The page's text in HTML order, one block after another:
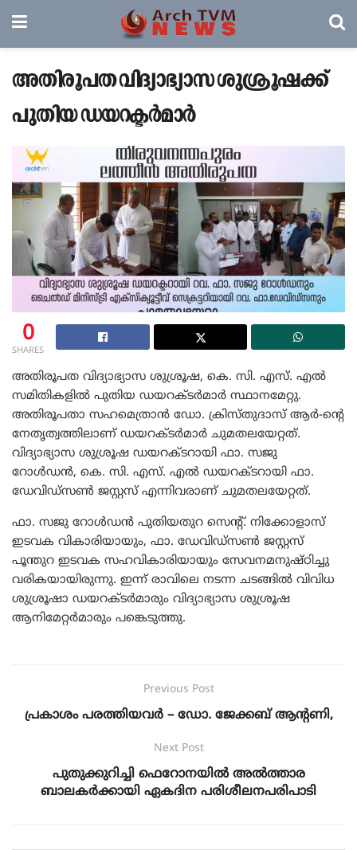
അതിരൂപത വിദ്യാഭ്യാസ ശുശ്രൂഷക്ക്
പുതിയ ഡയറക്ടർമാർ
0
SHARES
അതിരൂപത വിദ്യാഭ്യാസ ശുശ്രൂഷ, കെ. സി. എസ്. എൽ
സമിതികളിൽ പുതിയ ഡയറക്ടർമാർ സ്ഥാനമേറ്റു.
അതിരൂപതാ സഹമെത്രാൻ ഡോ. ക്രിസ്തുദാസ് ആർ-ന്റെ
നേതൃത്വത്തിലാണ് ഡയറക്ടർമാർ ചുമതലയേറ്റത്.
വിദ്യാഭ്യാസ ശുശ്രൂഷ ഡയറക്ടറായി ഫാ. സജു
റോൾഡൻ, കെ. സി. എസ്. എൽ ഡയറക്ടറായി ഫാ.
ഡേവിഡ്സൺ ജസ്റ്റസ് എന്നിവരാണ് ചുമതലയേറ്റത്.
ഫാ. സജു റോൾഡൻ പുതിയതുറ സെന്റ്. നിക്കോളാസ്
ഇടവക വികാരിയായും, ഫാ. ഡേവിഡ്സൺ ജസ്റ്റസ്
പൂന്തുറ ഇടവക സഹവികാരിയായും സേവനമനുഷ്ഠിച്ചു
വരികയായിരുന്നു. ഇന്ന് രാവിലെ നടന്ന ചടങ്ങിൽ വിവിധ
ശുശ്രൂഷാ ഡയറക്ടർമാരും വിദ്യാഭ്യാസ ശുശ്രൂഷ
ആനിമേറ്റർമാരും പങ്കെടുത്തു.
Previous Post
പ്രകാശം പരത്തിയവർ – ഡോ. ജേക്കബ് ആന്റണി,
Next Post
പുതുക്കുറിച്ചി ഫെറോനയിൽ അൽത്താര
ബാലകർക്കായി ഏകദിന പരിശീലനപരിപാടി